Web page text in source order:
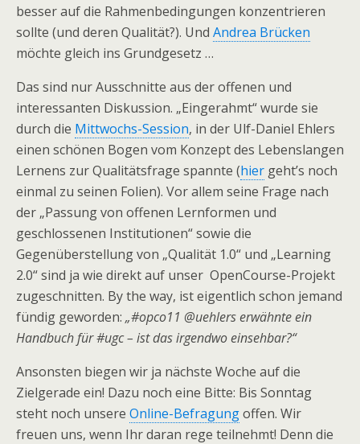
besser auf die Rahmenbedingungen konzentrieren
sollte (und deren Qualität?). Und Andrea Brücken
möchte gleich ins Grundgesetz …
Das sind nur Ausschnitte aus der offenen und
interessanten Diskussion. „Eingerahmt“ wurde sie
durch die Mittwochs-Session, in der Ulf-Daniel Ehlers
einen schönen Bogen vom Konzept des Lebenslangen
Lernens zur Qualitätsfrage spannte (hier geht’s noch
einmal zu seinen Folien). Vor allem seine Frage nach
der „Passung von offenen Lernformen und
geschlossenen Institutionen“ sowie die
Gegenüberstellung von „Qualität 1.0“ und „Learning
2.0“ sind ja wie direkt auf unser OpenCourse-Projekt
zugeschnitten. By the way, ist eigentlich schon jemand
fündig geworden: „#opco11 @uehlers erwähnte ein
Handbuch für #ugc – ist das irgendwo einsehbar?“
Ansonsten biegen wir ja nächste Woche auf die
Zielgerade ein! Dazu noch eine Bitte: Bis Sonntag
steht noch unsere Online-Befragungoffen. Wir
freuen uns, wenn Ihr daran rege teilnehmt! Denn die